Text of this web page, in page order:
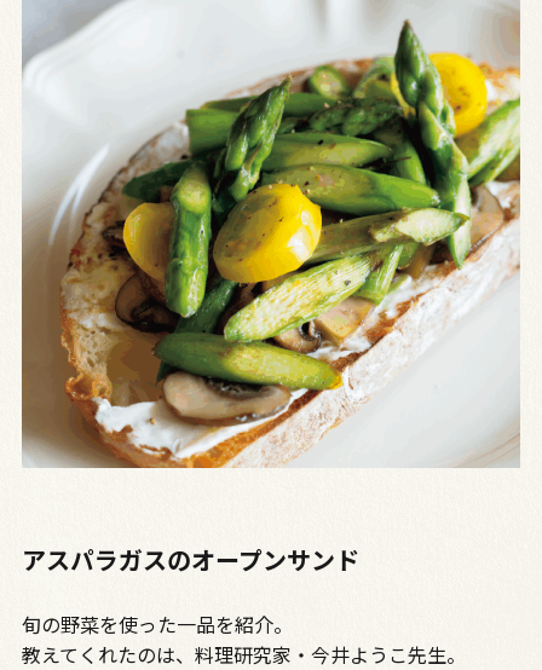
アスパラガスのオープンサンド
旬の野菜を使った一品を紹介。
教えてくれたのは、料理研究家・今井ようこ先生。